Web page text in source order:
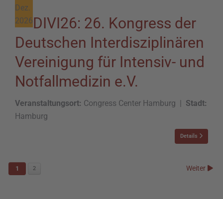
Dez.
2026DIVI26: 26. Kongress der
Deutschen Interdisziplinären
Vereinigung für Intensiv- und
Notfallmedizin e.V.
Veranstaltungsort: Congress Center Hamburg | Stadt:
Hamburg
Details
1 2 Weiter